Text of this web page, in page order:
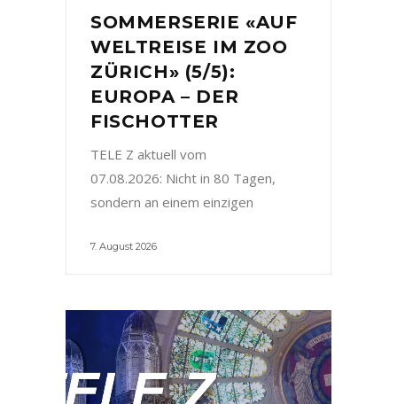
SOMMERSERIE «AUF
WELTREISE IM ZOO
ZÜRICH» (5/5):
EUROPA – DER
FISCHOTTER
TELE Z aktuell vom
07.08.2026: Nicht in 80 Tagen,
sondern an einem einzigen
7. August 2026